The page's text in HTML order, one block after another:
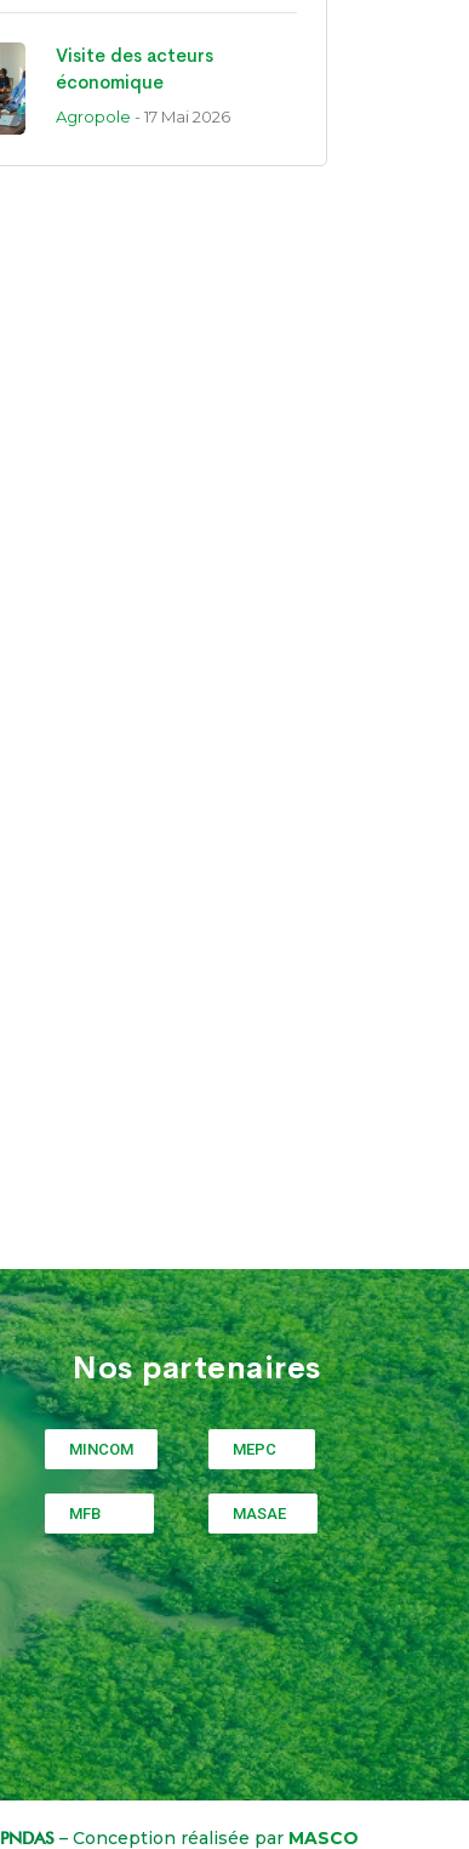
Visite des acteurs
économique
Agropole - 17 Mai 2026
Nos partenaires
MINCOM MEPC
MFB MASAE
PNDAS– Conception réalisée par MASCO